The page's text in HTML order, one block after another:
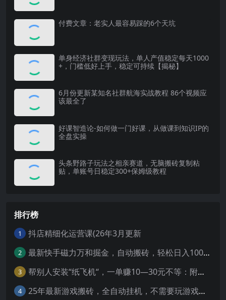
付费文章：老实人最容易踩的6个天坑
单身经济社群变现玩法，单人产值稳定每天1000
+，门槛低好上手，稳定可持续【揭秘】
6月份更新某知名社群航海实战教程 86个视频应
该最全了
好课智造论-如何做一门好课，从做课到知识IP的
全盘实操
头条野路子玩法之相亲赛道，无脑搬砖复制粘
贴，单账号日稳定300+保姆级教程
排行榜
1 抖店精细化运营课(26年3月更新
2 最新快手磁力万和掘金，自动搬砖，轻松日入100-200，操作简单
3 帮别人安装“纸飞机“，一单赚10—30元不等：附：免费节点
4 25年最新游戏搬砖，全自动挂机，不需要玩游戏，单手机操作日入300+